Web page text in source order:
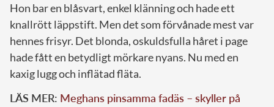
Hon bar en blåsvart, enkel klänning och hade ett
knallrött läppstift. Men det som förvånade mest var
hennes frisyr. Det blonda, oskuldsfulla håret i page
hade fått en betydligt mörkare nyans. Nu med en
kaxig lugg och inflätad fläta.
LÄS MER: Meghans pinsamma fadäs – skyller på